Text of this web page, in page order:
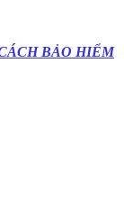
BẢO HIỂM